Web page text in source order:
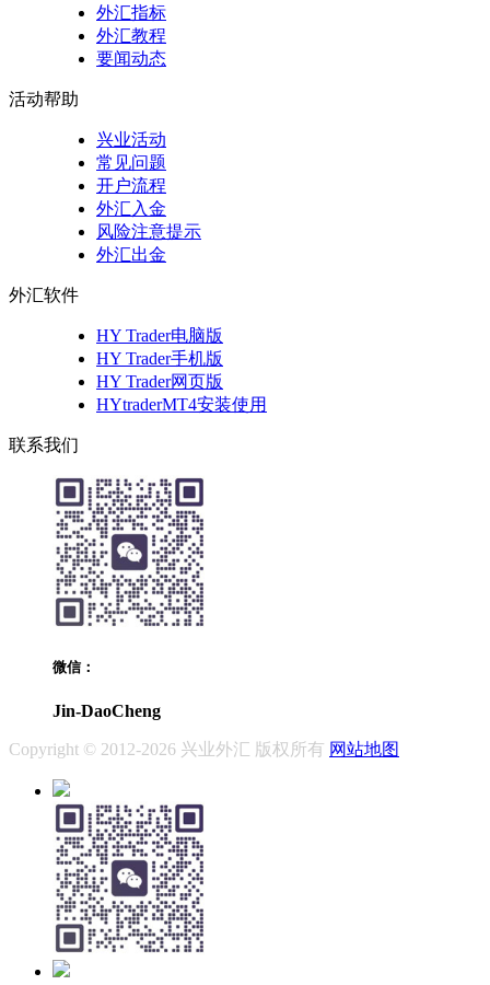
外汇指标
外汇教程
要闻动态
活动帮助
兴业活动
常见问题
开户流程
外汇入金
风险注意提示
外汇出金
外汇软件
HY Trader电脑版
HY Trader手机版
HY Trader网页版
HYtraderMT4安装使用
联系我们
微信：
Jin-DaoCheng
Copyright © 2012-2026 兴业外汇 版权所有 网站地图